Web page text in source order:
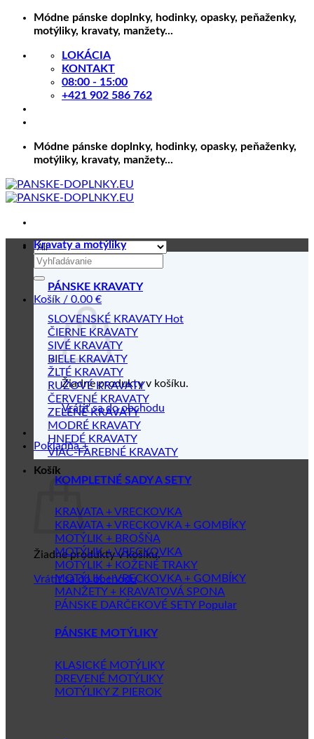
Skip
Módne pánske doplnky, hodinky, opasky, peňaženky,
motýliky, kravaty, manžety...
LOKÁCIA
KONTAKT
08:00 - 15:00
+421 902 586 762
Módne pánske doplnky, hodinky, opasky, peňaženky,
motýliky, kravaty, manžety...
Hľadať:
Košík / 0.00 €
Žiadne produkty v košíku.
Vrátiť sa do obchodu
Pokladňa +
Košík
Žiadne produkty v košíku.
Vrátiť sa do obchodu
Kravaty a motýliky
PÁNSKE KRAVATY
SLOVENSKÉ KRAVATY
ČIERNE KRAVATY
SIVÉ KRAVATY
BIELE KRAVATY
ŽLTÉ KRAVATY
RUŽOVÉ KRAVATY
ČERVENÉ KRAVATY
ZELENÉ KRAVATY
MODRÉ KRAVATY
HNEDÉ KRAVATY
VIAC-FAREBNÉ KRAVATY
KOMPLETNÉ SADY A SETY
KRAVATA + VRECKOVKA
KRAVATA + VRECKOVKA + GOMBÍKY
MOTÝLIK + BROŠŇA
MOTÝLIK + VRECKOVKA
MOTÝLIK + KOŽENÉ TRAKY
MOTÝLIK + VRECKOVKA + GOMBÍKY
MANŽETY + KRAVATOVÁ SPONA
PÁNSKE DARČEKOVÉ SETY
PÁNSKE MOTÝLIKY
KLASICKÉ MOTÝLIKY
DREVENÉ MOTÝLIKY
MOTÝLIKY Z PIEROK